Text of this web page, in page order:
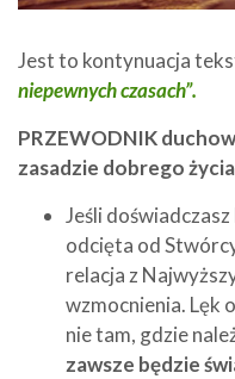
Jest to kontynuacja
niepewnych czasach”.
PRZEWODNIK
zasadzie dobrego
Jeśli
odcięta od
relacja z
wzmocnienia. Lęk
nie tam, gdzie
zawsze będzie